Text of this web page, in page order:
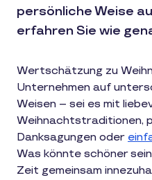
persönliche Weise
erfahren Sie wie
Wertschätzung zu
Unternehmen auf
Weisen – sei es mit
Weihnachtstraditionen,
Danksagungen oder
Was könnte schöner
Zeit gemeinsam